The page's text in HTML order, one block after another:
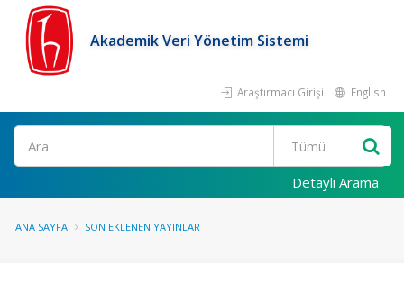
Akademik Veri Yönetim Sistemi
Araştırmacı Girişi English
Ara
Detaylı Arama
ANA SAYFA SON EKLENEN YAYINLAR